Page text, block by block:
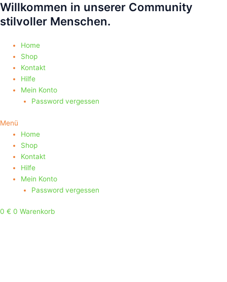
Zum
Inhalt
springen
Willkommen in unserer Community
stilvoller Menschen.
Home
Shop
Kontakt
Hilfe
Mein Konto
Password vergessen
Menü
Home
Shop
Kontakt
Hilfe
Mein Konto
Password vergessen
0 € 0 Warenkorb
Products
search
Products
search